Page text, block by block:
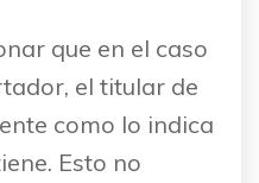
que en el caso
el titular de
como lo indica
Esto no